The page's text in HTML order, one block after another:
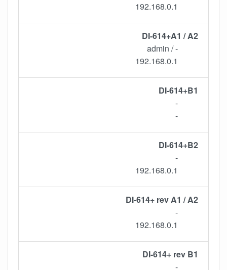
192.168.0.1
DI-614+A1 / A2
- / admin
192.168.0.1
DI-614+B1
-
-
DI-614+B2
-
192.168.0.1
DI-614+ rev A1 / A2
-
192.168.0.1
DI-614+ rev B1
-